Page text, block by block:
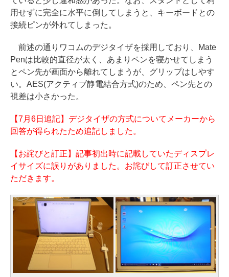
用せずに完全に水平に倒してしまうと、キーボードとの
接続ピンが外れてしまった。
前述の通りワコムのデジタイザを採用しており、Mate
Penは比較的直径が太く、あまりペンを寝かせてしまう
とペン先が画面から離れてしまうが、グリップはしやす
い。AES(アクティブ静電結合方式)のため、ペン先との
視差は小さかった。
【7月6日追記】デジタイザの方式についてメーカーから
回答が得られたため追記しました。
【お詫びと訂正】記事初出時に記載していたディスプレ
イサイズに誤りがありました。お詫びして訂正させてい
ただきます。